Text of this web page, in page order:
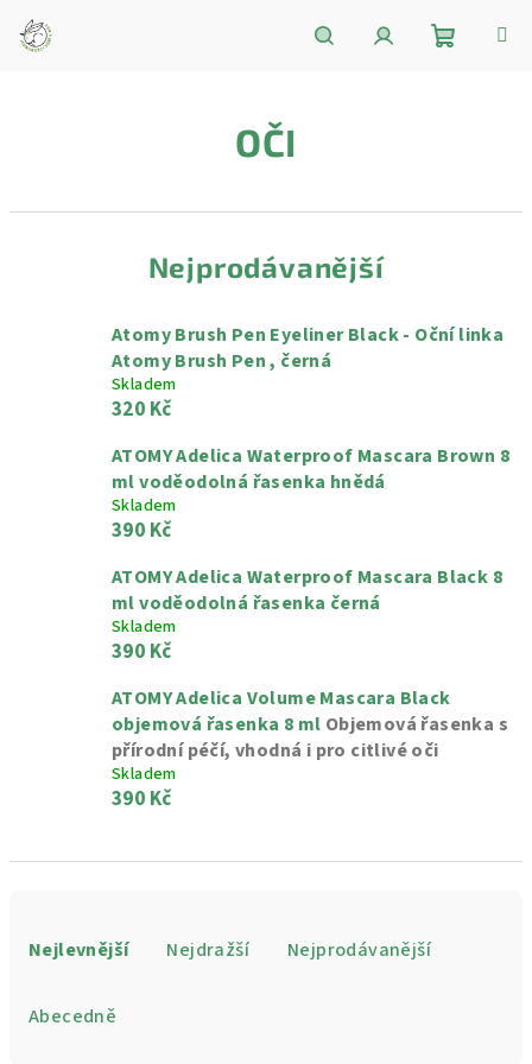
obsah
OČI
Nejprodávanější
Atomy Brush Pen Eyeliner Black - Oční linka
Atomy Brush Pen , černá
Skladem
320 Kč
ATOMY Adelica Waterproof Mascara Brown 8
ml voděodolná řasenka hnědá
Skladem
390 Kč
ATOMY Adelica Waterproof Mascara Black 8
ml voděodolná řasenka černá
Skladem
390 Kč
ATOMY Adelica Volume Mascara Black
objemová řasenka 8 ml Objemová řasenka s
přírodní péčí, vhodná i pro citlivé oči
Skladem
390 Kč
Nejlevnější Nejdražší Nejprodávanější
Abecedně